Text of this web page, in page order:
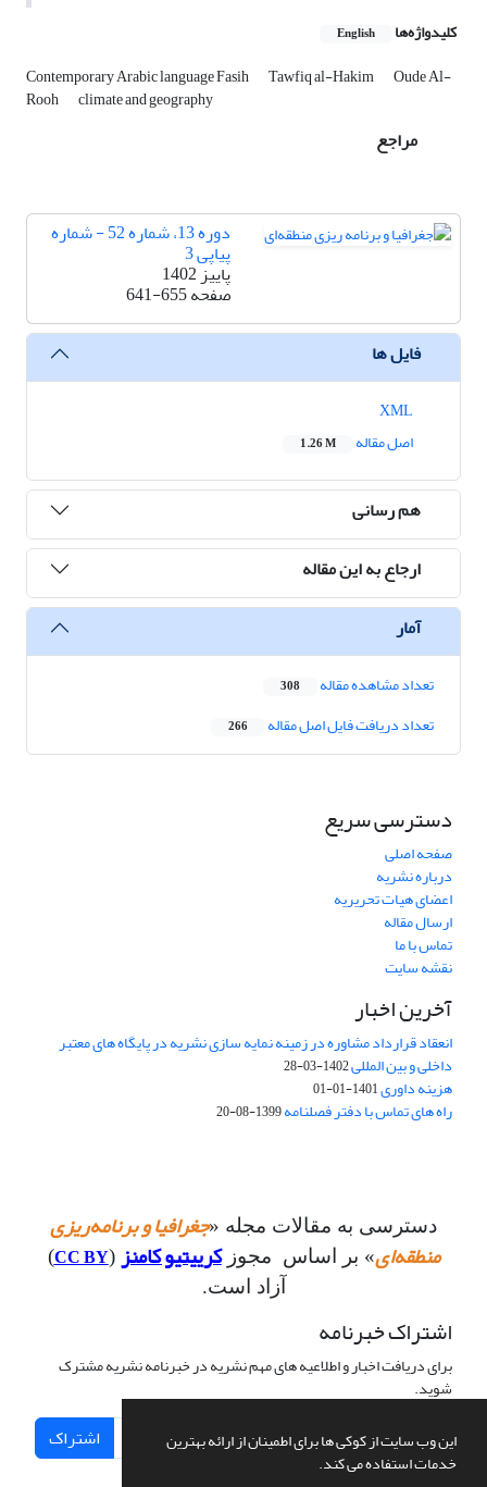
این وب سایت از کوکی ها برای اطمینان از ارائه بهترین
خدمات استفاده می کند.
کلیدواژه‌ها English
Contemporary Arabic language Fasih Tawfiq al-Hakim Oude Al-
Rooh climate and geography
مراجع
دوره 13، شماره 52 - شماره
پیاپی 3
پاییز 1402
صفحه641-655
فایل ها
اصل مقاله
1.26 M
هم رسانی
ارجاع به این مقاله
آمار
تعداد مشاهده مقاله 308
تعداد دریافت فایل اصل مقاله 266
دسترسی سریع
صفحه اصلی
درباره نشریه
اعضای هیات تحریریه
ارسال مقاله
تماس با ما
نقشه سایت
آخرین اخبار
انعقاد قرارداد مشاوره در زمینه نمایه سازی نشریه در پایگاه های معتبر
داخلی و بین المللی1402-03-28
هزینه داوری1401-01-01
راه های تماس با دفتر فصلنامه1399-08-20
دسترسی به مقالات مجله «جغرافیا و برنامه‌ریزی
منطقه‌ای» بر اساس مجوزکرییتیو کامنز (
CC BY
)
آزاد است.
اشتراک خبرنامه
برای دریافت اخبار و اطلاعیه های مهم نشریه در خبرنامه نشریه مشترک
شوید.
اشتراک